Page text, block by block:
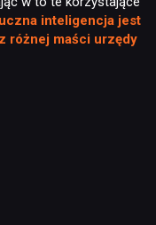
inteligencja jest
różnej maści urzędy